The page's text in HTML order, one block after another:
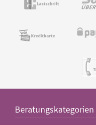
Beratungskategorien